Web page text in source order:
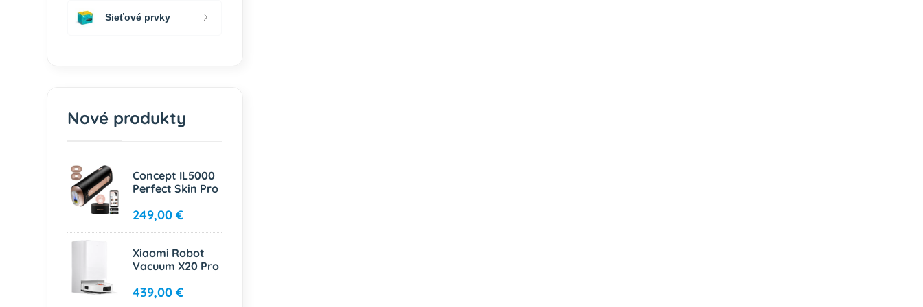
Sieťové prvky
Nové produkty
Concept IL5000
Perfect Skin Pro
249,00 €
Xiaomi Robot
Vacuum X20 Pro
439,00 €